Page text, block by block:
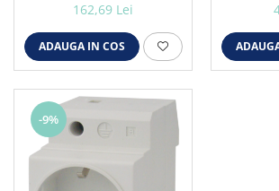
Iluminat festiv
Fotosenzori si Senzori de miscare
Sina Magnetica Slim LIMBO
Iluminat decorativ de Craciun
162,69 Lei
ADAUGA IN COS
-9%